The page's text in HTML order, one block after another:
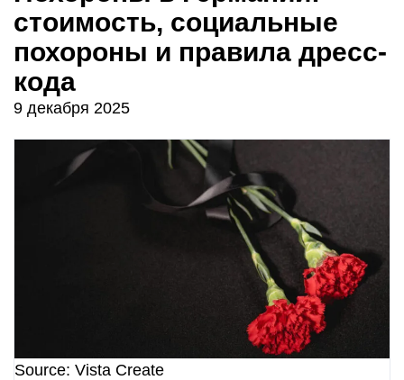
стоимость, социальные
похороны и правила дресс-
кода
9 декабря 2025
Source: Vista Create